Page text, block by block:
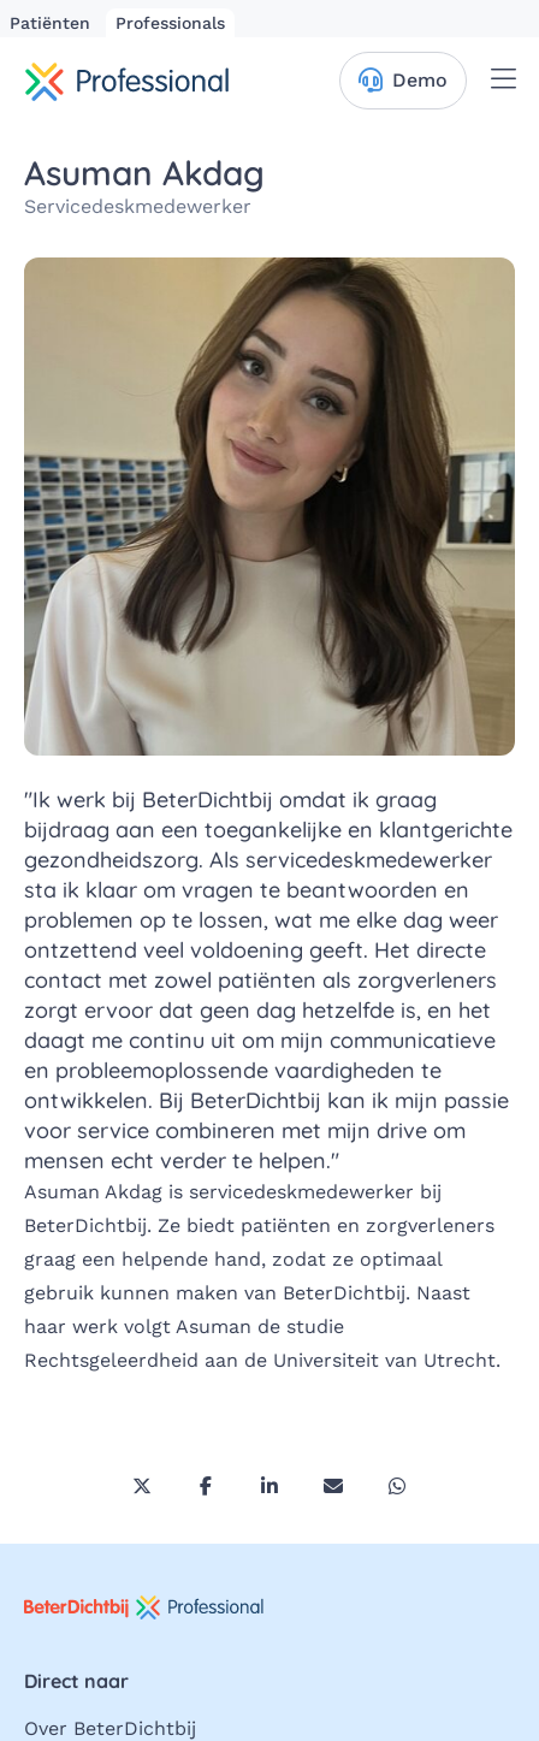
Patiënten Professionals
Demo
Asuman Akdag
Service­desk­mede­werker
"Ik werk bij BeterDichtbij omdat ik graag
bijdraag aan een toegankelijke en klantgerichte
gezondheidszorg. Als servicedeskmedewerker
sta ik klaar om vragen te beantwoorden en
problemen op te lossen, wat me elke dag weer
ontzettend veel voldoening geeft. Het directe
contact met zowel patiënten als zorgverleners
zorgt ervoor dat geen dag hetzelfde is, en het
daagt me continu uit om mijn communicatieve
en probleemoplossende vaardigheden te
ontwikkelen. Bij BeterDichtbij kan ik mijn passie
voor service combineren met mijn drive om
mensen echt verder te helpen."
Asuman Akdag is servicedeskmedewerker bij
BeterDichtbij. Ze biedt patiënten en zorgverleners
graag een helpende hand, zodat ze optimaal
gebruik kunnen maken van BeterDichtbij. Naast
haar werk volgt Asuman de studie
Rechtsgeleerdheid aan de Universiteit van Utrecht.
Deel deze pagina via Twitter/X
Deel deze pagina op Facebook
Deel deze pagina op
Deel deze pagina via
Deel deze
Direct naar
Over BeterDichtbij